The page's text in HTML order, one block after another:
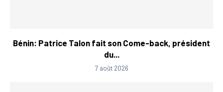
Bénin: Patrice Talon fait son Come-back, président
du...
7 août 2026